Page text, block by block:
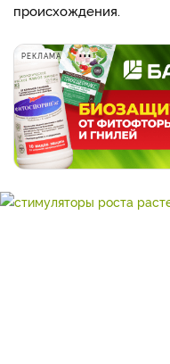
происхождения.
РЕКЛАМА